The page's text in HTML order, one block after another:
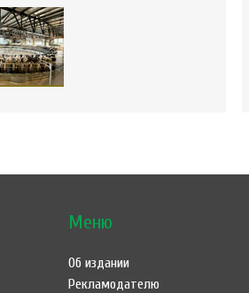
Меню
Об издании
Рекламодателю